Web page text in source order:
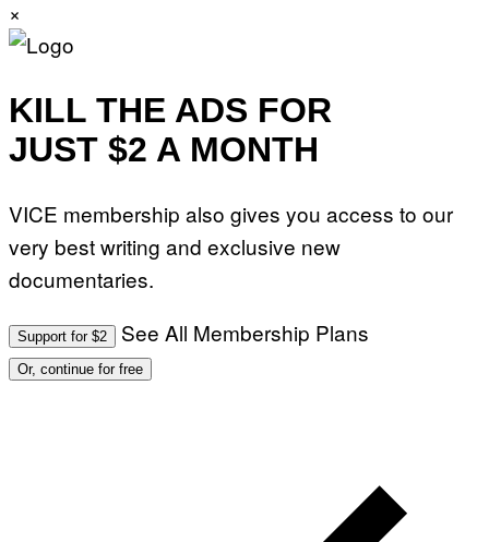
×
KILL THE ADS FOR
JUST $2 A MONTH
VICE membership also gives you access to our
very best writing and exclusive new
documentaries.
Support for $2 See All Membership Plans
Or, continue for free